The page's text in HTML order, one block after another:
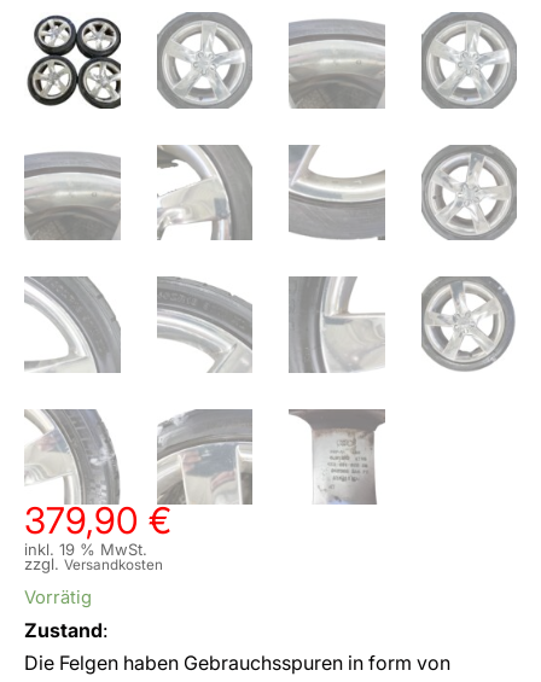
379,90 €
inkl. 19 % MwSt.
zzgl. Versandkosten
Vorrätig
Zustand:
Die Felgen haben Gebrauchsspuren in form von